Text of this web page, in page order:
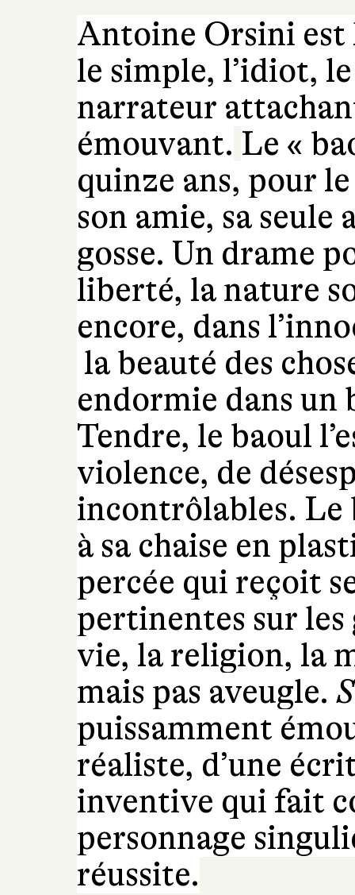
Antoine Orsini est
le simple, l’idiot,
narrateur
émouvant. Le «
quinze ans, pour
son amie, sa seule
gosse. Un drame
liberté, la nature
encore, dans
la beauté des
endormie dans un
Tendre, le baoul
violence, de
incontrôlables. Le
à sa chaise en
percée qui reçoit
pertinentes sur les
vie, la religion, la
mais pas aveugle.
puissamment
réaliste, d’une
inventive qui fait
personnage
réussite.